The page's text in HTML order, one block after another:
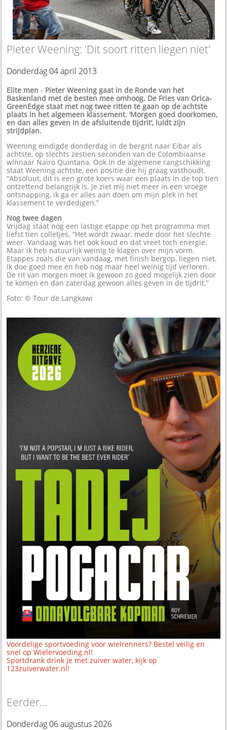
Pieter Weening: 'Dit soort ritten liegen niet'
Donderdag 04 april 2013
Elite men - Pieter Weening gaat in de Ronde van het
Baskenland met de besten mee omhoog. De Fries van Orica-
GreenEdge staat met nog twee ritten te gaan op de achtste
plaats in het algemeen klassement. ‘Morgen goed doorkomen,
en dan alles geven in de afsluitende tijdrit’, luidt zijn
strijdplan.
Weening eindigde donderdag in de bergrit naar Eibar als
achtste, op slechts zestien seconden van de Colombiaanse
winnaar Nairo Quintana. Ook in de algemene rangschikking
staat Weening achtste, een positie die hij graag vasthoudt.
“Absoluut, dit is een grote koers waar een plaats in de top tien
ontzettend belangrijk is. Je ziet mij niet meer in een vroege
ontsnapping, ik ga er alles aan doen om mijn plek in het
klassement te verdedigen.”
Nog twee dagen
Vrijdag staat nog een lastige etappe op het programma met
liefst tien colletjes. “Het wordt zwaar, mede door het slechte
weer. Vandaag was het ook koud en dat vreet toch energie.
Maar ik heb natuurlijk weinig te klagen over mijn vorm.
Etappes zoals die van vandaag, met finish bergop, liegen niet.
Ik doe goed mee en heb nog maar heel weinig tijd verloren.
De rit van morgen moet ik gewoon zo goed mogelijk zien door
te komen en dan zaterdag gewoon alles geven in de tijdrit.”
Foto: © Tour de Langkawi
Voordelige sportvoeding voor wielrenners? Bestel veilig en
snel op Wielervoeding.nl!
Sportdrank drink je met zuiver water, kijk op
123zuiverwater.nl!
Eerder...
Donderdag 06 augustus 2026